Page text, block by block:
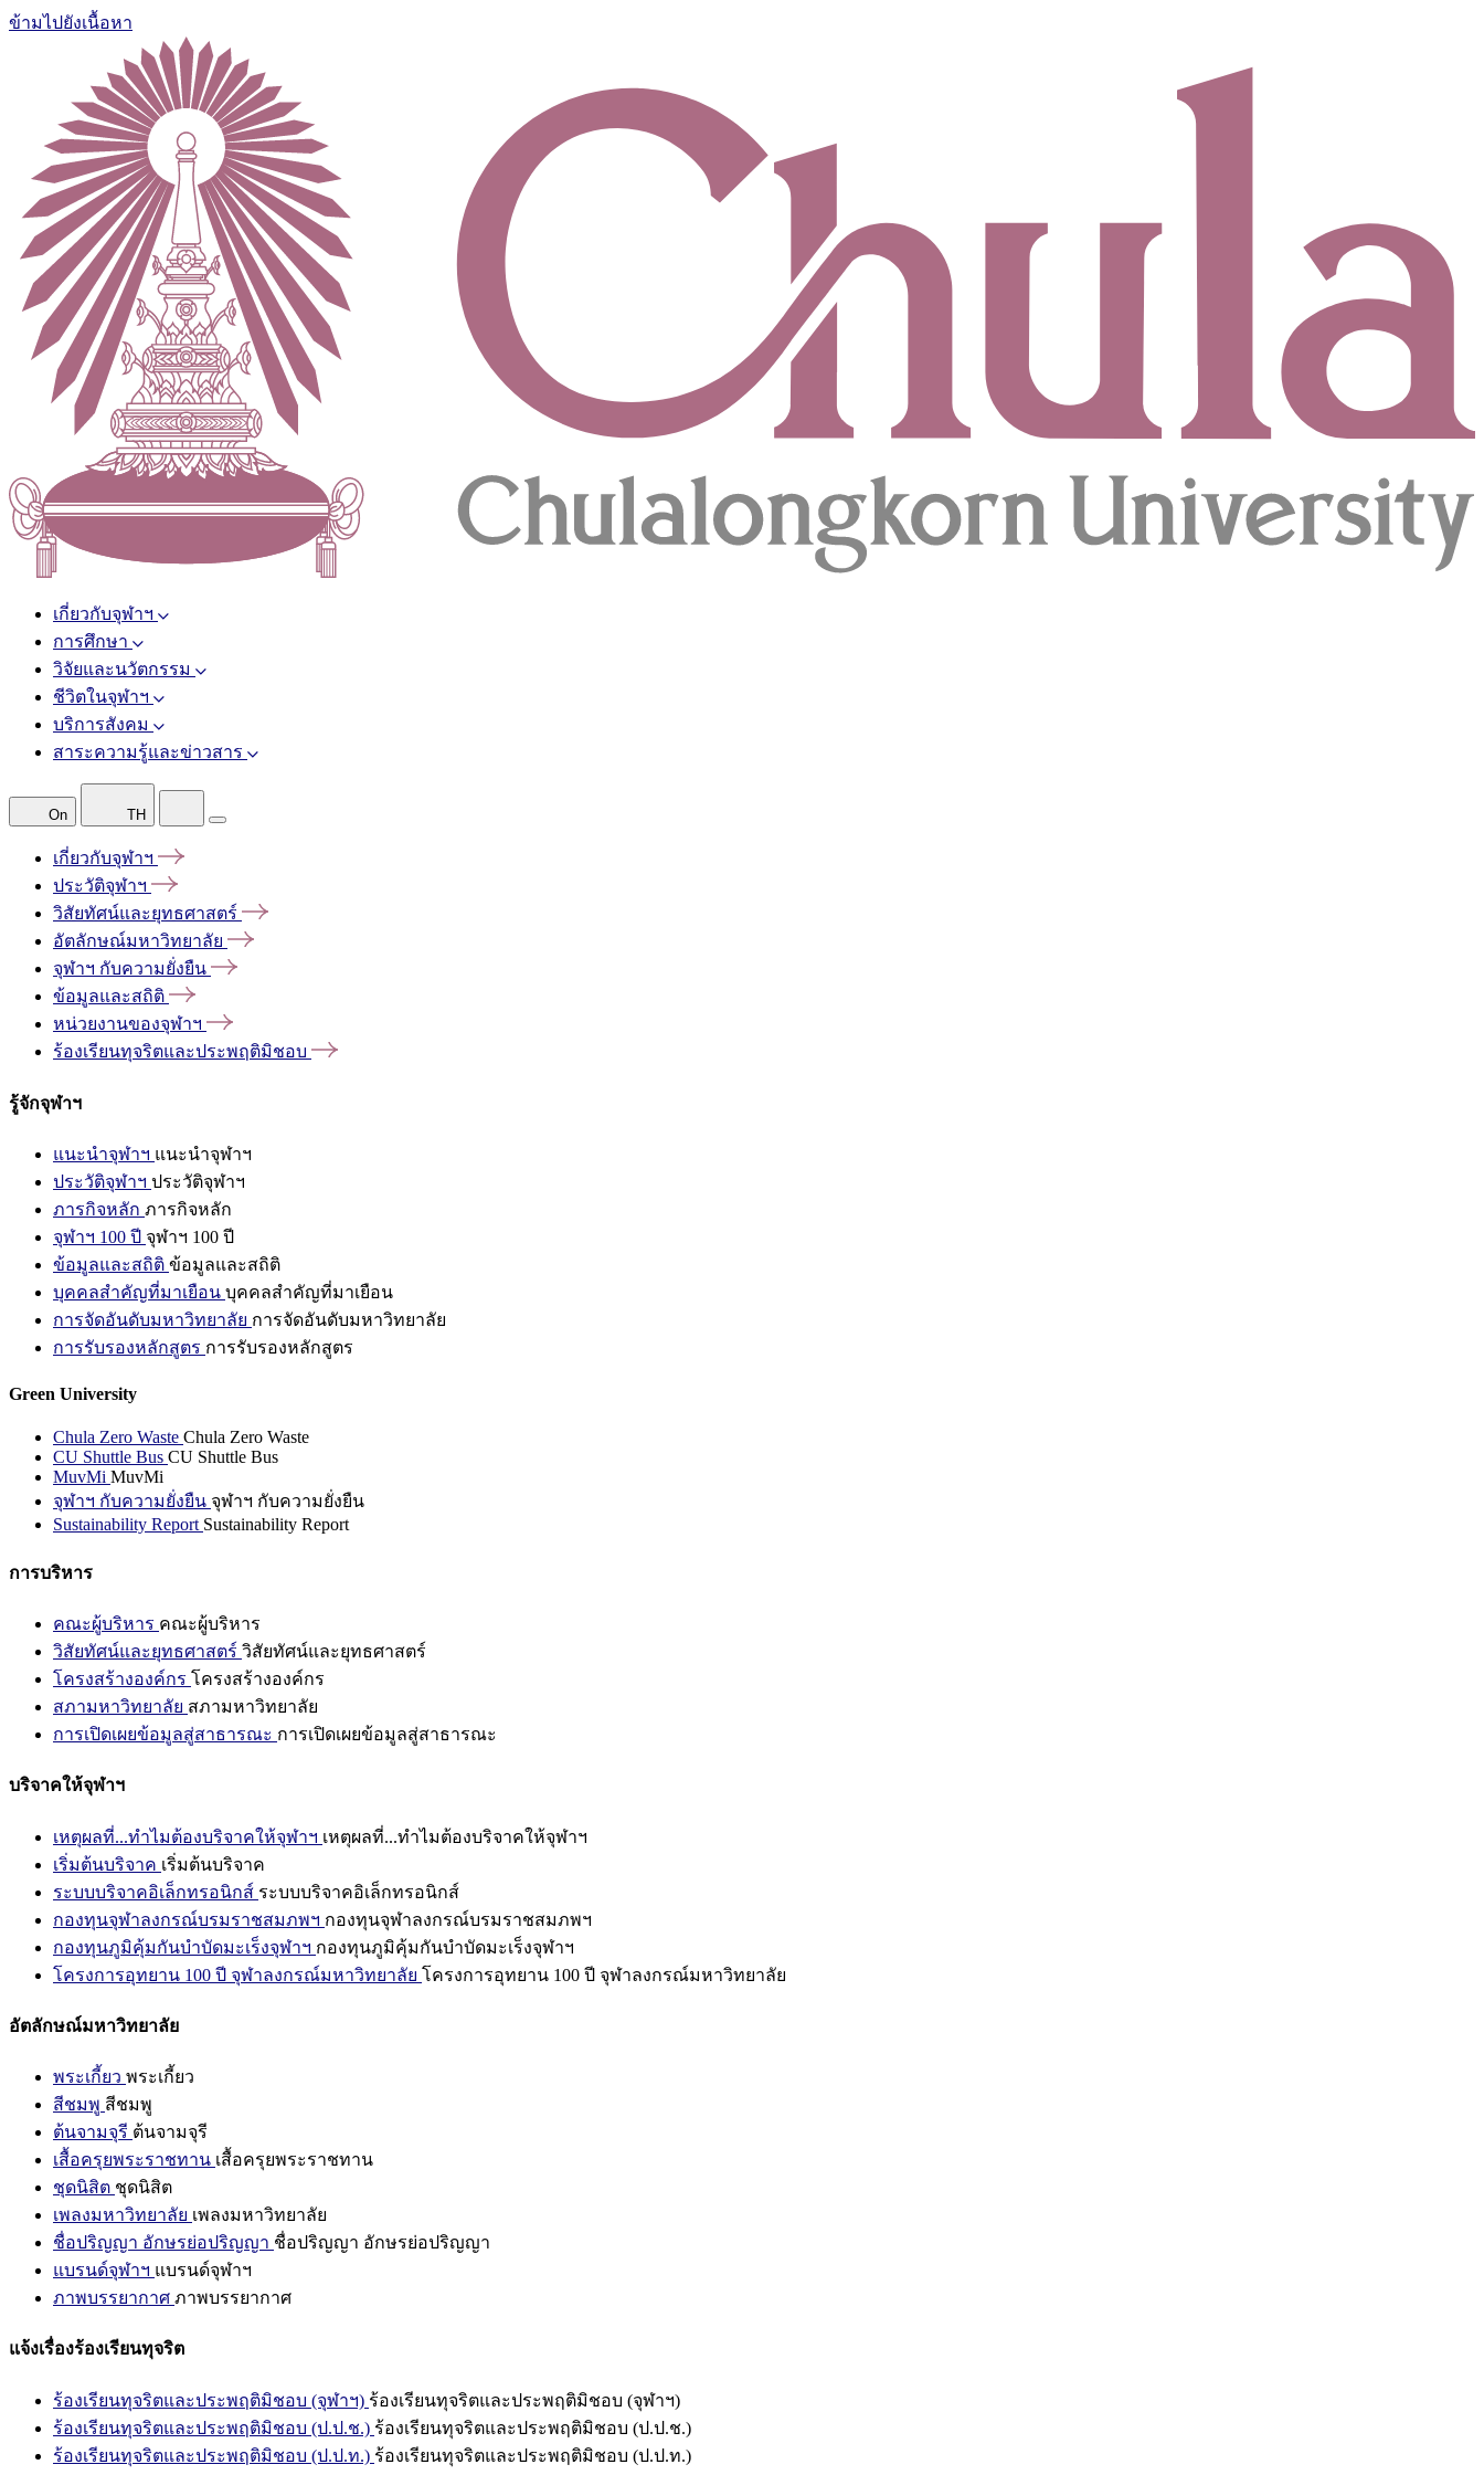
ข้ามไปยังเนื้อหา
เกี่ยวกับจุฬาฯ
การศึกษา
วิจัยและนวัตกรรม
ชีวิตในจุฬาฯ
บริการสังคม
สาระความรู้และข่าวสาร
On TH
เกี่ยวกับจุฬาฯ
ประวัติจุฬาฯ
วิสัยทัศน์และยุทธศาสตร์
อัตลักษณ์มหาวิทยาลัย
จุฬาฯ กับความยั่งยืน
ข้อมูลและสถิติ
หน่วยงานของจุฬาฯ
ร้องเรียนทุจริตและประพฤติมิชอบ
รู้จักจุฬาฯ
แนะนำจุฬาฯ แนะนำจุฬาฯ
ประวัติจุฬาฯ ประวัติจุฬาฯ
ภารกิจหลัก ภารกิจหลัก
จุฬาฯ 100 ปี จุฬาฯ 100 ปี
ข้อมูลและสถิติ ข้อมูลและสถิติ
บุคคลสำคัญที่มาเยือน บุคคลสำคัญที่มาเยือน
การจัดอันดับมหาวิทยาลัย การจัดอันดับมหาวิทยาลัย
การรับรองหลักสูตร การรับรองหลักสูตร
Green University
Chula Zero Waste Chula Zero Waste
CU Shuttle Bus CU Shuttle Bus
MuvMi MuvMi
จุฬาฯ กับความยั่งยืน จุฬาฯ กับความยั่งยืน
Sustainability Report Sustainability Report
การบริหาร
คณะผู้บริหาร คณะผู้บริหาร
วิสัยทัศน์และยุทธศาสตร์ วิสัยทัศน์และยุทธศาสตร์
โครงสร้างองค์กร โครงสร้างองค์กร
สภามหาวิทยาลัย สภามหาวิทยาลัย
การเปิดเผยข้อมูลสู่สาธารณะ การเปิดเผยข้อมูลสู่สาธารณะ
บริจาคให้จุฬาฯ
เหตุผลที่...ทำไมต้องบริจาคให้จุฬาฯ เหตุผลที่...ทำไมต้องบริจาคให้จุฬาฯ
เริ่มต้นบริจาค เริ่มต้นบริจาค
ระบบบริจาคอิเล็กทรอนิกส์ ระบบบริจาคอิเล็กทรอนิกส์
กองทุนจุฬาลงกรณ์บรมราชสมภพฯ กองทุนจุฬาลงกรณ์บรมราชสมภพฯ
กองทุนภูมิคุ้มกันบำบัดมะเร็งจุฬาฯ กองทุนภูมิคุ้มกันบำบัดมะเร็งจุฬาฯ
โครงการอุทยาน 100 ปี จุฬาลงกรณ์มหาวิทยาลัย โครงการอุทยาน 100 ปี จุฬาลงกรณ์มหาวิทยาลัย
อัตลักษณ์มหาวิทยาลัย
พระเกี้ยว พระเกี้ยว
สีชมพู สีชมพู
ต้นจามจุรี ต้นจามจุรี
เสื้อครุยพระราชทาน เสื้อครุยพระราชทาน
ชุดนิสิต ชุดนิสิต
เพลงมหาวิทยาลัย เพลงมหาวิทยาลัย
ชื่อปริญญา อักษรย่อปริญญา ชื่อปริญญา อักษรย่อปริญญา
แบรนด์จุฬาฯ แบรนด์จุฬาฯ
ภาพบรรยากาศ ภาพบรรยากาศ
แจ้งเรื่องร้องเรียนทุจริต
ร้องเรียนทุจริตและประพฤติมิชอบ (จุฬาฯ) ร้องเรียนทุจริตและประพฤติมิชอบ (จุฬาฯ)
ร้องเรียนทุจริตและประพฤติมิชอบ (ป.ป.ช.) ร้องเรียนทุจริตและประพฤติมิชอบ (ป.ป.ช.)
ร้องเรียนทุจริตและประพฤติมิชอบ (ป.ป.ท.) ร้องเรียนทุจริตและประพฤติมิชอบ (ป.ป.ท.)